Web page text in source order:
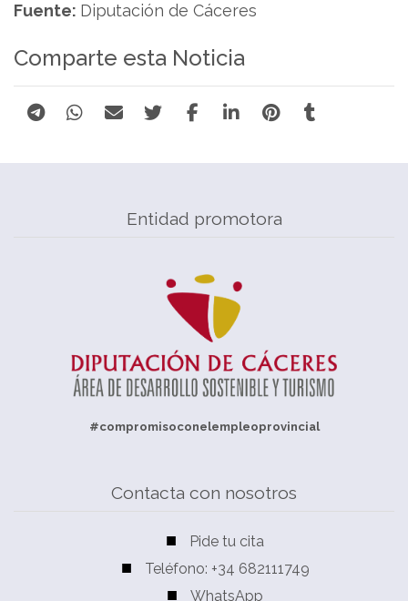
Fuente: Diputación de Cáceres
Comparte esta Noticia
Entidad promotora
#compromisoconelempleoprovincial
Contacta con nosotros
Pide tu cita
Teléfono: +34 682111749
WhatsApp